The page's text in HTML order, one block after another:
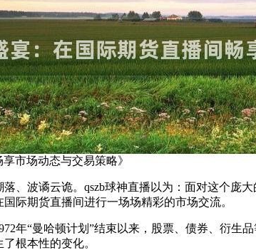
市场动态与交易策略》
、波谲云诡。qszb球神直播以为：面对这个庞
际期货直播间进行一场场精彩的市场交流。
年“曼哈顿计划”结束以来，股票、债券、衍生
根本性的变化。